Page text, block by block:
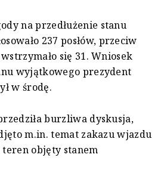
na przedłużenie stanu
237 posłów, przeciw
wstrzymało się 31. Wniosek
wyjątkowego prezydent
w środę.
burzliwa dyskusja,
m.in. temat zakazu wjazdu
objęty stanem